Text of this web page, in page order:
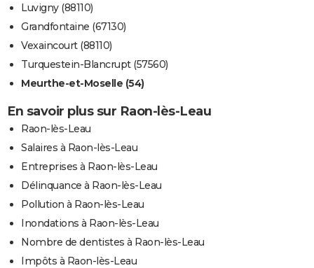
Luvigny (88110)
Grandfontaine (67130)
Vexaincourt (88110)
Turquestein-Blancrupt (57560)
Meurthe-et-Moselle (54)
En savoir plus sur Raon-lès-Leau
Raon-lès-Leau
Salaires à Raon-lès-Leau
Entreprises à Raon-lès-Leau
Délinquance à Raon-lès-Leau
Pollution à Raon-lès-Leau
Inondations à Raon-lès-Leau
Nombre de dentistes à Raon-lès-Leau
Impôts à Raon-lès-Leau